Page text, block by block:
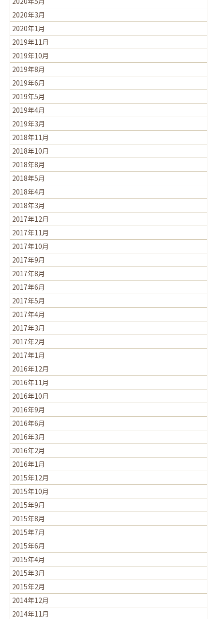
2020年3月
2020年1月
2019年11月
2019年10月
2019年8月
2019年6月
2019年5月
2019年4月
2019年3月
2018年11月
2018年10月
2018年8月
2018年5月
2018年4月
2018年3月
2017年12月
2017年11月
2017年10月
2017年9月
2017年8月
2017年6月
2017年5月
2017年4月
2017年3月
2017年2月
2017年1月
2016年12月
2016年11月
2016年10月
2016年9月
2016年6月
2016年3月
2016年2月
2016年1月
2015年12月
2015年10月
2015年9月
2015年8月
2015年7月
2015年6月
2015年4月
2015年3月
2015年2月
2014年12月
2014年11月